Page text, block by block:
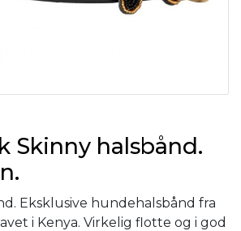
Skinny halsbånd.
Eksklusive hundehalsbånd fra
i Kenya. Virkelig flotte og i god